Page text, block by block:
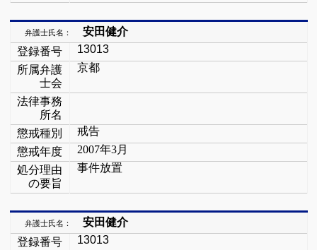
弁護士氏名：
安田健介
登録番号
13013
所属弁護
士会
京都
法律事務
所名
懲戒種別
戒告
懲戒年度
2007年3月
処分理由
の要旨
事件放置
弁護士氏名：
安田健介
登録番号
13013